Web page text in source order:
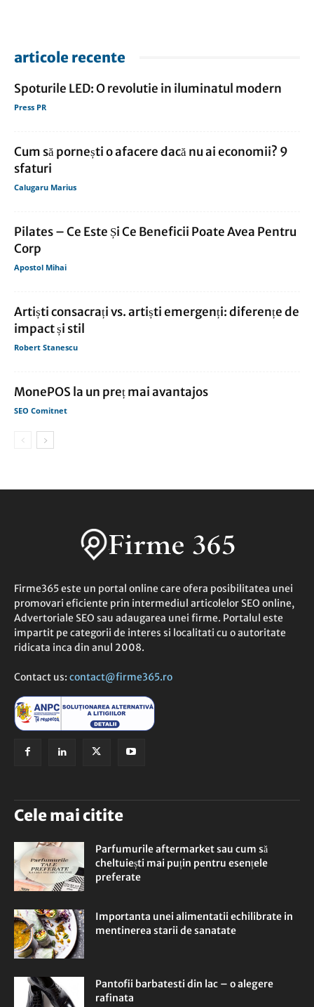
articole recente
Spoturile LED: O revolutie in iluminatul modern
Press PR
Cum să pornești o afacere dacă nu ai economii? 9
sfaturi
Calugaru Marius
Pilates – Ce Este Și Ce Beneficii Poate Avea Pentru
Corp
Apostol Mihai
Artiști consacrați vs. artiști emergenți: diferențe de
impact și stil
Robert Stanescu
MonePOS la un preț mai avantajos
SEO Comitnet
Firme365 este un portal online care ofera posibilitatea unei
promovari eficiente prin intermediul articolelor SEO online,
Advertoriale SEO sau adaugarea unei firme. Portalul este
impartit pe categorii de interes si localitati cu o autoritate
ridicata inca din anul 2008.
Contact us: contact@firme365.ro
Cele mai citite
Parfumurile aftermarket sau cum să
cheltuiești mai puțin pentru esențele
preferate
Importanta unei alimentatii echilibrate in
mentinerea starii de sanatate
Pantofii barbatesti din lac – o alegere
rafinata